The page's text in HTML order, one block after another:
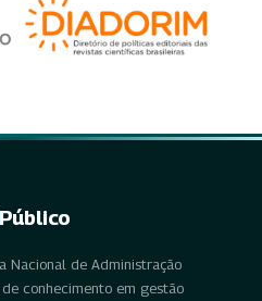
Nacional de Administração
conhecimento em gestão